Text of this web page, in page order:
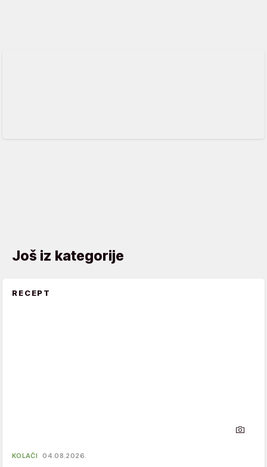
Još iz kategorije
RECEPT
KOLAČI 04.08.2026.